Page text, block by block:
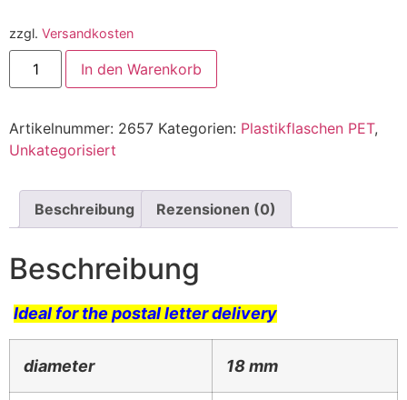
zzgl. Versandkosten
In den Warenkorb
Artikelnummer: 2657 Kategorien: Plastikflaschen PET,
Unkategorisiert
Beschreibung Rezensionen (0)
Beschreibung
Ideal for the postal letter delivery
diameter 18 mm